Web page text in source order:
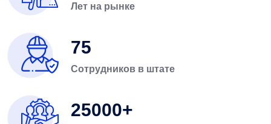
Лет на рынке
75
Сотрудников в штате
25000